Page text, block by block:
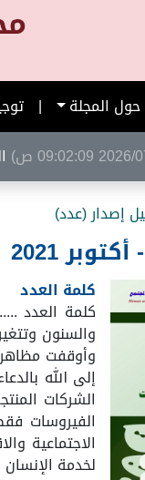
حول المجلة |
إصدار (عدد)
2021
كلمة العدد
كلمة العدد
والسنون
وأوقفت مظاهر
إلى الله
الشركات
الفيروسات
الاجتماعية
لخدمة